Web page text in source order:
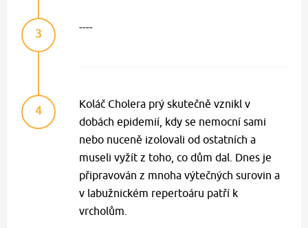
3 ----
4
Koláč Cholera prý skutečně vznikl v
dobách epidemií, kdy se nemocní sami
nebo nuceně izolovali od ostatních a
museli vyžít z toho, co dům dal. Dnes je
připravován z mnoha výtečných surovin a
v labužnickém repertoáru patří k
vrcholům.